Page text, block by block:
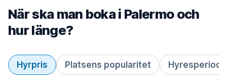
När ska man boka i Palermo och
hur länge?
Hyrpris Platsens popularitet Hyresperiod